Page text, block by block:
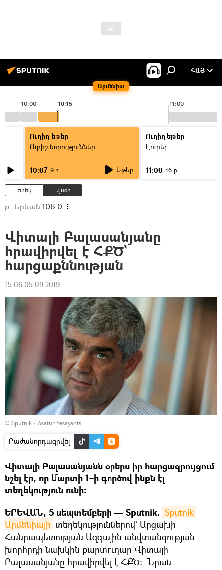
Արմենիա
ՀԱՅ
10:00 11:00
10:15
Ուղիղ եթեր
Ուրիշ նորություններ
10:07 9 ր Եթեր
Ուղիղ եթեր
Լուրեր
11:00 46 ր
Երեկ Այսօր
ք. Երևան 106.0
Վիտալի Բալասանյանը
հրավիրվել է ՀՔԾ`
հարցաքննության
15:06 05.09.2019
© Sputnik / Asatur Yesayants
Բաժանորդագրվել
Վիտալի Բալասանյանն օրերս իր հարցազրույցում
նշել էր, որ Մարտի 1–ի գործով ինքն էլ
տեղեկություն ունի։
ԵՐԵՎԱՆ, 5 սեպտեմբերի — Sputnik. Sputnik
Արմենիայի տեղեկություններով` Արցախի
Հանրապետության Ազգային անվտանգության
խորհրդի նախկին քարտուղար Վիտալի
Բալասանյանը հրավիրվել է ՀՔԾ։ Նրան